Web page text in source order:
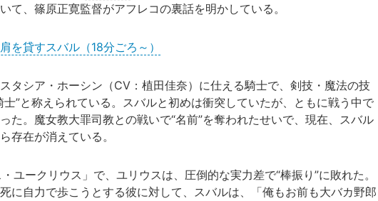
て、篠原正寛監督がアフレコの裏話を明かしている。
を貸すスバル（18分ごろ～）
タシア・ホーシン（CV：植田佳奈）に仕える騎士で、剣技・魔法の技
士”と称えられている。スバルと初めは衝突していたが、ともに戦う中で
た。魔女教大罪司教との戦いで“名前”を奪われたせいで、現在、スバル
存在が消えている。
ユークリウス」で、ユリウスは、圧倒的な実力差で“棒振り”に敗れた。
に自力で歩こうとする彼に対して、スバルは、「俺もお前も大バカ野郎